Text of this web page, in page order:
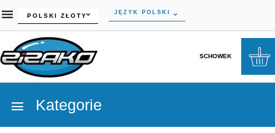
currency_h
POLSKI ZŁOTY JĘZYK POLSKI
SCHOWEK
Kategorie